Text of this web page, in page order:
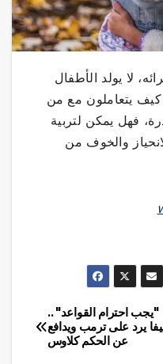
لا يولد الأطفال
كيف يتعاملون مع من
فهل يمكن لتربية
والخوف من
"يجب احترام القواعد"..
يرد على ترمب ويدافع
عن الحكم كلاوس